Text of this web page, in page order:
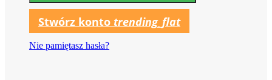
Stwórz konto trending_flat
Nie pamiętasz hasła?